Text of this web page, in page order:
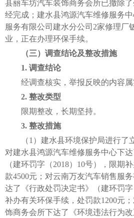
县丽车坊汽车装饰商务会所已撤除
经完成；建水县鸿源汽车维修服务
服务有限公司建水分公司2家修理厂
业，正在办理环保手续。
（三）调查结论及整改措施
1. 调查结论
经调查核实，举报反映的内容属
2. 整改类型
限期整改，长期坚持。
3. 整改措施
（1）建水县环境保护局进行了立
对建水县鸿源汽车维修服务中心下达
（建环罚字（2018）10号），限期
款4500元；对云南万友汽车销售服
达了《行政处罚决定书》（建环罚字
补办有关环保手续，处罚款1200元
饰商务会所下达了《环境违法行为